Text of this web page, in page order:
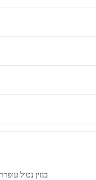
בנזין נטול עופרת (אוקטן 95